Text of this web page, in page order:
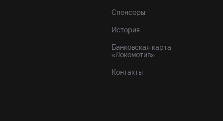
Спонсоры
История
Банковская карта
«Локомотив»
Контакты